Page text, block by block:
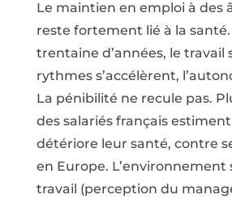
Le maintien en emploi à des
reste fortement lié à la
trentaine d’années, le travail
rythmes s’accélèrent,
La pénibilité ne recule pas.
des salariés français
détériore leur santé, contre
en Europe. L’environnement
travail (perception du